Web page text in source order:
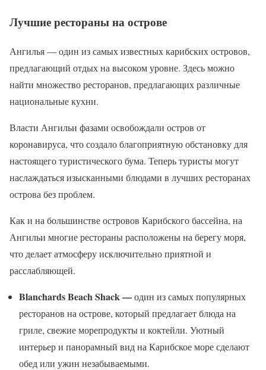
Лучшие рестораны на острове
Ангилья — один из самых известных карибских островов,
предлагающий отдых на высоком уровне. Здесь можно
найти множество ресторанов, предлагающих различные
национальные кухни.
Власти Ангильи фазами освобождали остров от
коронавируса, что создало благоприятную обстановку для
настоящего туристического бума. Теперь туристы могут
наслаждаться изысканными блюдами в лучших ресторанах
острова без проблем.
Как и на большинстве островов Карибского бассейна, на
Ангильи многие рестораны расположены на берегу моря,
что делает атмосферу исключительно приятной и
расслабляющей.
Blanchards Beach Shack —один из самых популярных
ресторанов на острове, который предлагает блюда на
гриле, свежие морепродукты и коктейли. Уютный
интерьер и панорамный вид на Карибское море сделают
обед или ужин незабываемыми.